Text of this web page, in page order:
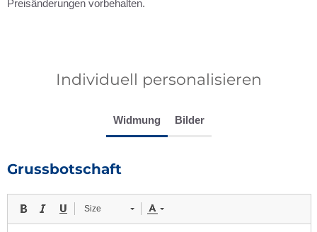
Preisänderungen vorbehalten.
Individuell personalisieren
Widmung Bilder
Grussbotschaft
Size